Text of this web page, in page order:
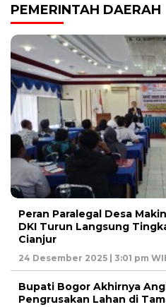
PEMERINTAH DAERAH
Peran Paralegal Desa
DKI Turun Langsung
Cianjur
24 Desember 2025 | 3:01 pm
Bupati Bogor Akhirnya
Pengrusakan Lahan di